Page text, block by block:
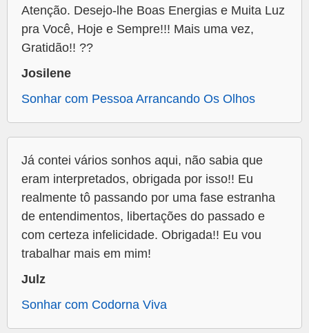
Atenção. Desejo-lhe Boas Energias e Muita Luz
pra Você, Hoje e Sempre!!! Mais uma vez,
Gratidão!! ??
Josilene
Sonhar com Pessoa Arrancando Os Olhos
Já contei vários sonhos aqui, não sabia que
eram interpretados, obrigada por isso!! Eu
realmente tô passando por uma fase estranha
de entendimentos, libertações do passado e
com certeza infelicidade. Obrigada!! Eu vou
trabalhar mais em mim!
Julz
Sonhar com Codorna Viva